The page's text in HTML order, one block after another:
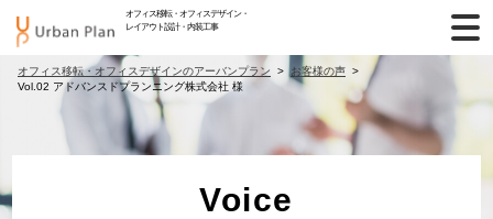
オフィス移転・オフィスデザイン・
レイアウト設計・内装工事
オフィス移転・オフィスデザインのアーバンプラン
お客様の声
Vol.02 アドバンスドプランニング株式会社 様
Voice